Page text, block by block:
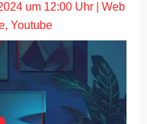
um 12:00 Uhr
Web
, Youtube